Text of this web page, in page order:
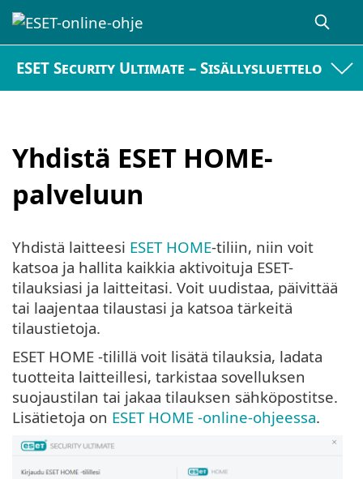
ESET Security Ultimate – Sisällysluettelo
Yhdistä ESET HOME-
palveluun
Yhdistä laitteesi ESET HOME-tiliin, niin voit
katsoa ja hallita kaikkia aktivoituja ESET-
tilauksiasi ja laitteitasi. Voit uudistaa, päivittää
tai laajentaa tilaustasi ja katsoa tärkeitä
tilaustietoja.
ESET HOME -tilillä voit lisätä tilauksia, ladata
tuotteita laitteillesi, tarkistaa sovelluksen
suojaustilan tai jakaa tilauksen sähköpostitse.
Lisätietoja on ESET HOME -online-ohjeessa.